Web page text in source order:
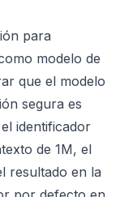
para
modelo de
que el modelo
segura es
identificador
de 1M, el
resultado en la